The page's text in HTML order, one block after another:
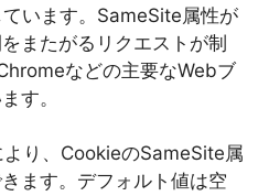
います。SameSite属性が
またがるリクエストが制
などの主要なWebブ
す。
り、CookieのSameSite属
ます。デフォルト値は空